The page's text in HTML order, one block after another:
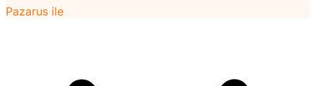
Pazarus ile